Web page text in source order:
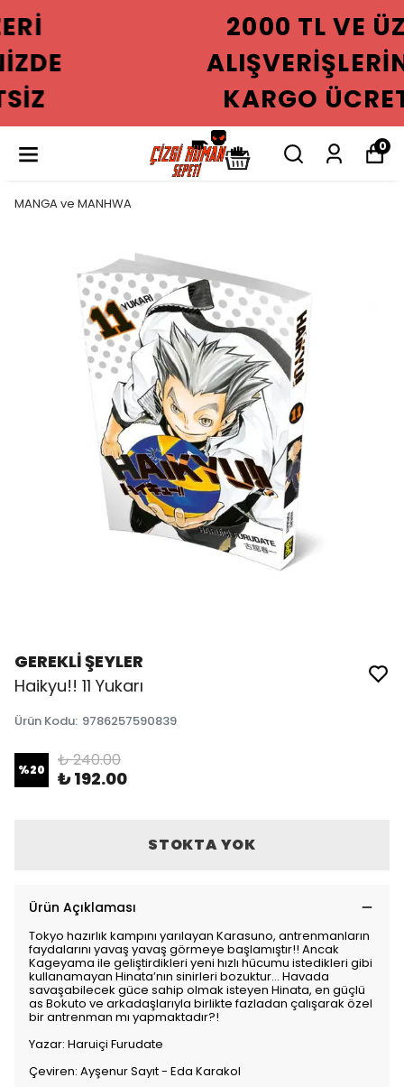
2000 TL VE ÜZERI
ALIŞVERIŞLERINIZDE
KARGO ÜCRETSIZ
0
MANGA ve MANHWA
GEREKLİ ŞEYLER
Haikyu!! 11 Yukarı
Ürün Kodu: 9786257590839
%20 ₺ 240.00
₺ 192.00
STOKTA YOK
Ürün Açıklaması
Tokyo hazırlık kampını yarılayan Karasuno, antrenmanların
faydalarını yavaş yavaş görmeye başlamıştır!! Ancak
Kageyama ile geliştirdikleri yeni hızlı hücumu istedikleri gibi
kullanamayan Hinata’nın sinirleri bozuktur… Havada
savaşabilecek güce sahip olmak isteyen Hinata, en güçlü
as Bokuto ve arkadaşlarıyla birlikte fazladan çalışarak özel
bir antrenman mı yapmaktadır?!
Yazar: Haruiçi Furudate
Çeviren: Ayşenur Sayıt - Eda Karakol